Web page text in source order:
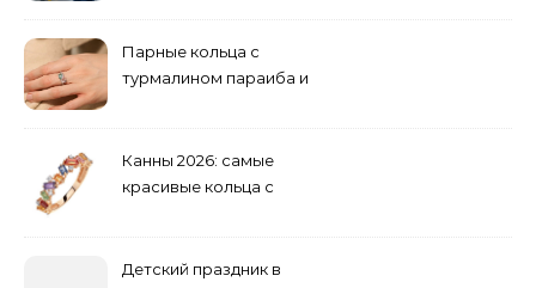
Парные кольца с
турмалином параиба и
Канны 2026: самые
красивые кольца с
Детский праздник в